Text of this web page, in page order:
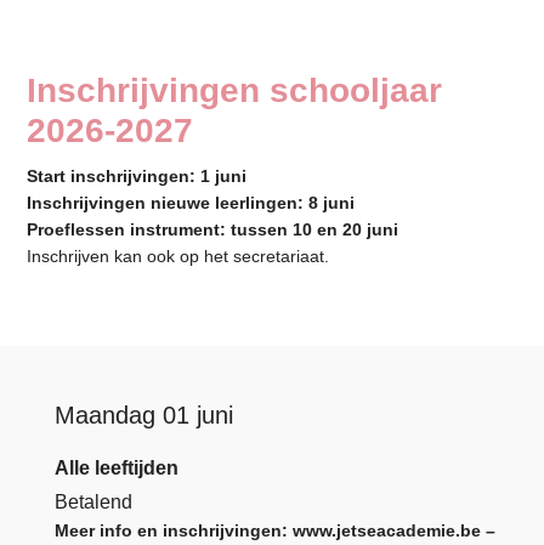
Inschrijvingen schooljaar
2026-2027
Start inschrijvingen: 1 juni
Inschrijvingen nieuwe leerlingen: 8 juni
Proeflessen instrument: tussen 10 en 20 juni
Inschrijven kan ook op het secretariaat.
Maandag 01 juni
Alle leeftijden
Betalend
Meer info en inschrijvingen: www.jetseacademie.be–